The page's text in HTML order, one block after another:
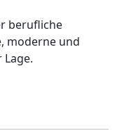
berufliche
moderne und